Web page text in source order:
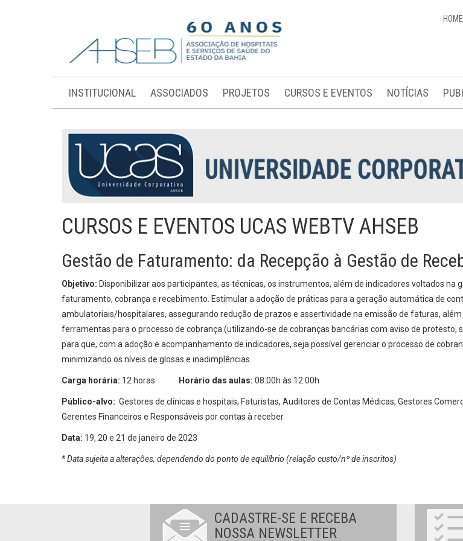
HOME
INSTITUCIONAL ASSOCIADOS PROJETOS CURSOS E EVENTOS NOTÍCIAS
CURSOS E EVENTOS UCAS WEBTV AHSEB
Gestão de Faturamento: da Recepção à Gestão de
Objetivo: Disponibilizar aos participantes, as técnicas, os instrumentos, além de indicadores voltados na
faturamento, cobrança e recebimento. Estimular a adoção de práticas para a geração automática de
ambulatoriais/hospitalares, assegurando redução de prazos e assertividade na emissão de faturas,
ferramentas para o processo de cobrança (utilizando-se de cobranças bancárias com aviso de protesto,
para que, com a adoção e acompanhamento de indicadores, seja possível gerenciar o processo de
minimizando os níveis de glosas e inadimplências.
Carga horária: 12 horas Horário das aulas: 08:00h às 12:00h
Público-alvo: Gestores de clínicas e hospitais, Faturistas, Auditores de Contas Médicas, Gestores
Gerentes Financeiros e Responsáveis por contas à receber.
Data: 19, 20 e 21 de janeiro de 2023
* Data sujeita a alterações, dependendo do ponto de equilíbrio (relação custo/nº de inscritos)
CADASTRE-SE E RECEBA
NOSSA NEWSLETTER